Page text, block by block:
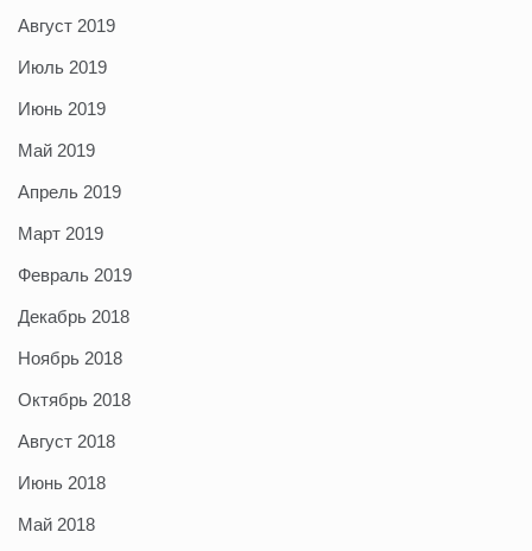
Август 2019
Июль 2019
Июнь 2019
Май 2019
Апрель 2019
Март 2019
Февраль 2019
Декабрь 2018
Ноябрь 2018
Октябрь 2018
Август 2018
Июнь 2018
Май 2018